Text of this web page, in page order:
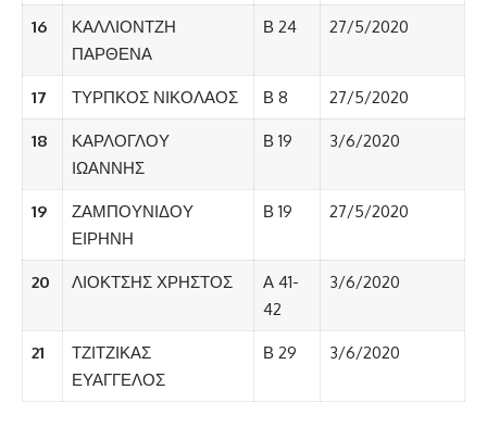
16
ΚΑΛΛΙΟΝΤΖΗ
ΠΑΡΘΕΝΑ
Β 24 27/5/2020
17 ΤΥΡΠΚΟΣ ΝΙΚΟΛΑΟΣ Β 8 27/5/2020
18
ΚΑΡΛΟΓΛΟΥ
ΙΩΑΝΝΗΣ
Β 19 3/6/2020
19
ΖΑΜΠΟΥΝΙΔΟΥ
ΕΙΡΗΝΗ
Β 19 27/5/2020
20 ΛΙΟΚΤΣΗΣ ΧΡΗΣΤΟΣ
Α 41-
42
3/6/2020
21
ΤΖΙΤΖΙΚΑΣ
ΕΥΑΓΓΕΛΟΣ
Β 29 3/6/2020